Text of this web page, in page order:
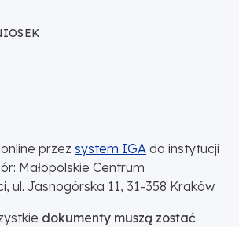
przez system IGA do instytucji
Małopolskie Centrum
ul. Jasnogórska 11, 31-358 Kraków.
dokumenty muszą zostać